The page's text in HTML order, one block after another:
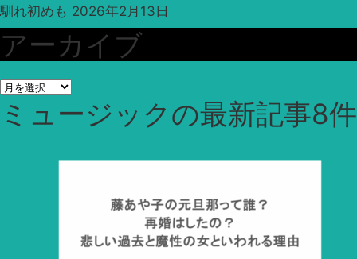
馴れ初めも 2026年2月13日
アーカイブ
ア
ー
カミュージックの最新記事8件